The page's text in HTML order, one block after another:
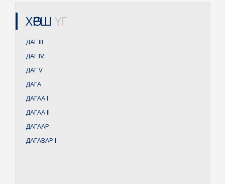
ХӨРШ ҮГ
ДАГIII
ДАГIV:
ДАГV
ДАГА
ДАГААI
ДАГААII
ДАГААР
ДАГАВАР I